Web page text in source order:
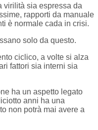
virilità sia espressa da
rapporti da manuale
è normale cada in crisi.
solo da questo.
ciclico, a volte si alza
fattori sia interni sia
ha un aspetto legato
anni ha una
non potrà mai avere a